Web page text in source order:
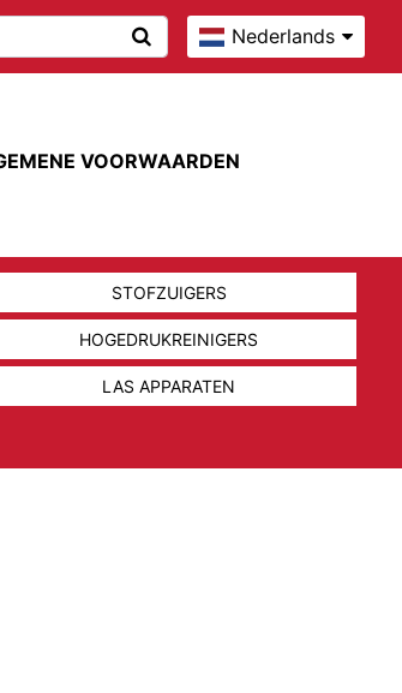
Nederlands
VOORWAARDEN
STOFZUIGERS
HOGEDRUKREINIGERS
LAS APPARATEN